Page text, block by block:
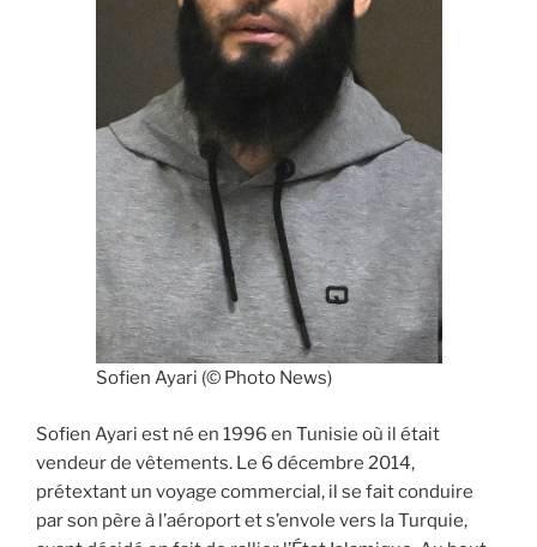
Sofien Ayari (© Photo News)
Sofien Ayari est né en 1996 en Tunisie où il était
vendeur de vêtements. Le 6 décembre 2014,
prétextant un voyage commercial, il se fait conduire
par son père à l’aéroport et s’envole vers la Turquie,